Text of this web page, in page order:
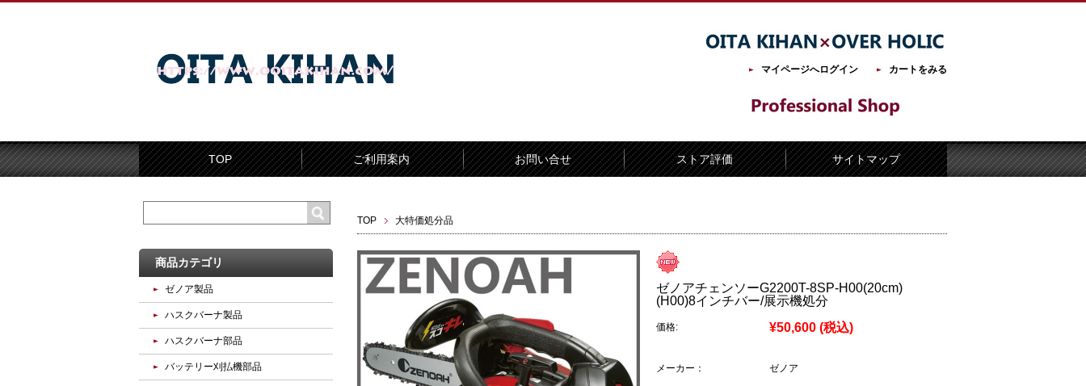
マイページへログイン カートをみる
TOP ご利用案内 お問い合せ ストア評価 サイトマップ
TOP 大特価処分品
ゼノアチェンソーG2200T-8SP-H00(20cm)
(H00)8インチバー/展示機処分
価格: ¥50,600 (税込)
メーカー： ゼノア
商品カテゴリ
ゼノア製品
ハスクバーナ製品
ハスクバーナ部品
バッテリー刈払機部品